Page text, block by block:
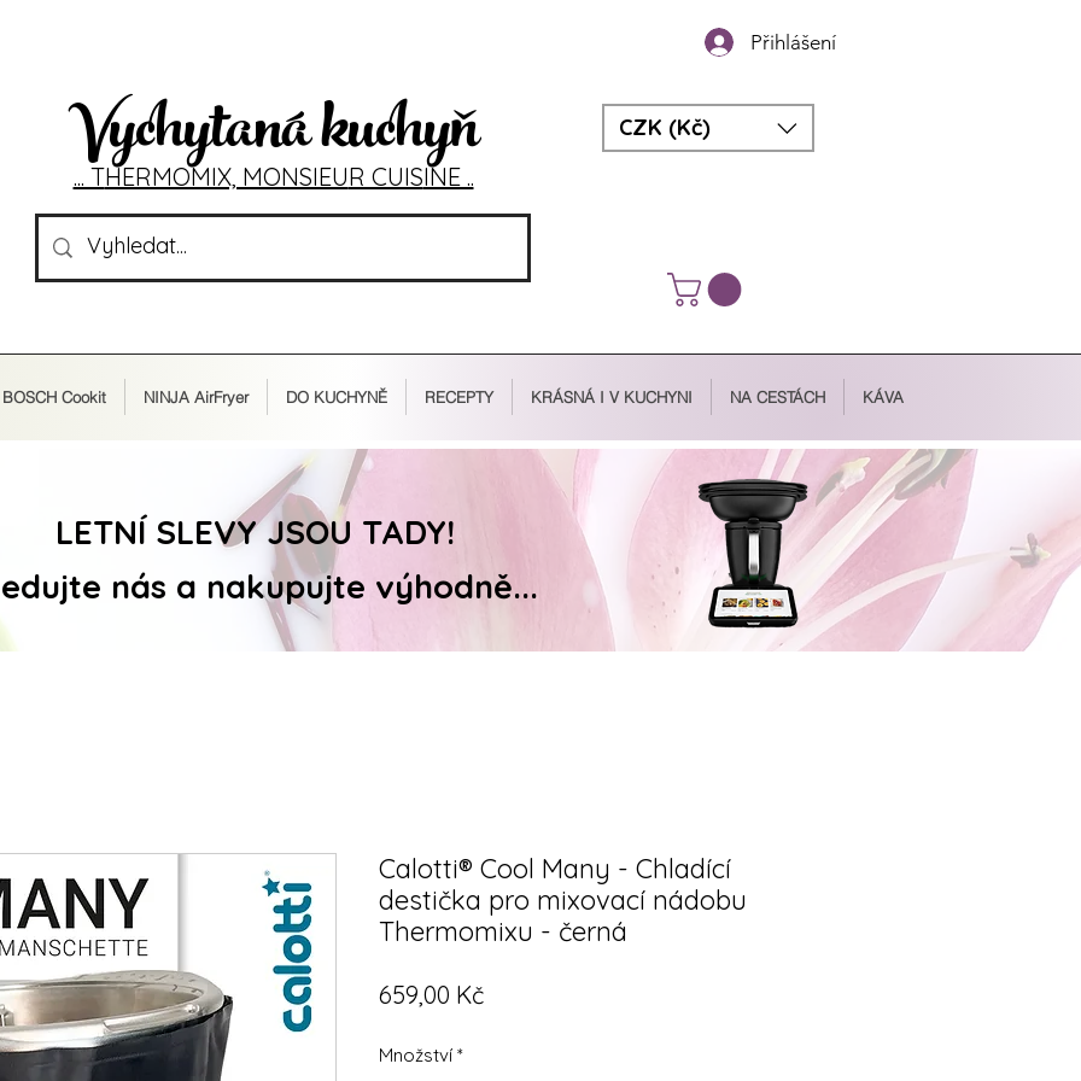
Přihlášení
Vychytaná kuchyň
... THERMOMIX, MONSIEUR CUISINE ..
CZK (Kč)
BOSCH Cookit NINJA AirFryer DO KUCHYNĚ RECEPTY KRÁSNÁ I V KUCHYNI NA CESTÁCH KÁVA
LETNÍ SLEVY JSOU TADY!
nás a nakupujte výhodně...
Calotti® Cool Many - Chladící
destička pro mixovací nádobu
Thermomixu - černá
659,00 KčCena
Množství *